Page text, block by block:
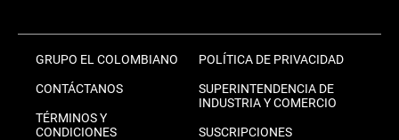
GRUPO EL COLOMBIANO
CONTÁCTANOS
TÉRMINOS Y
CONDICIONES
POLÍTICA DE PRIVACIDAD
SUPERINTENDENCIA DE
INDUSTRIA Y COMERCIO
SUSCRIPCIONES